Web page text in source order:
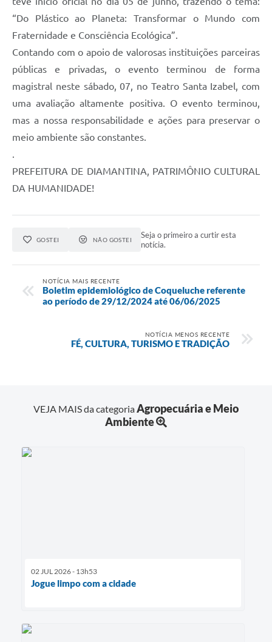
“Do Plástico ao Planeta: Transformar o Mundo com
Fraternidade e Consciência Ecológica”.
Contando com o apoio de valorosas instituições parceiras
públicas e privadas, o evento terminou de forma
magistral neste sábado, 07, no Teatro Santa Izabel, com
uma avaliação altamente positiva. O evento terminou,
mas a nossa responsabilidade e ações para preservar o
meio ambiente são constantes.
.
PREFEITURA DE DIAMANTINA, PATRIMÔNIO CULTURAL
DA HUMANIDADE!
GOSTEI NÃO GOSTEI
Seja o primeiro a curtir esta
notícia.
NOTÍCIA MAIS RECENTE
Boletim epidemiológico de Coqueluche referente
ao período de 29/12/2024 até 06/06/2025
NOTÍCIA MENOS RECENTE
FÉ, CULTURA, TURISMO E TRADIÇÃO
VEJA MAIS da categoriaAgropecuária e Meio
Ambiente
02 JUL 2026 - 13h53
Jogue limpo com a cidade